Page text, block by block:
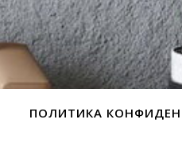
ПОЛИТИКА